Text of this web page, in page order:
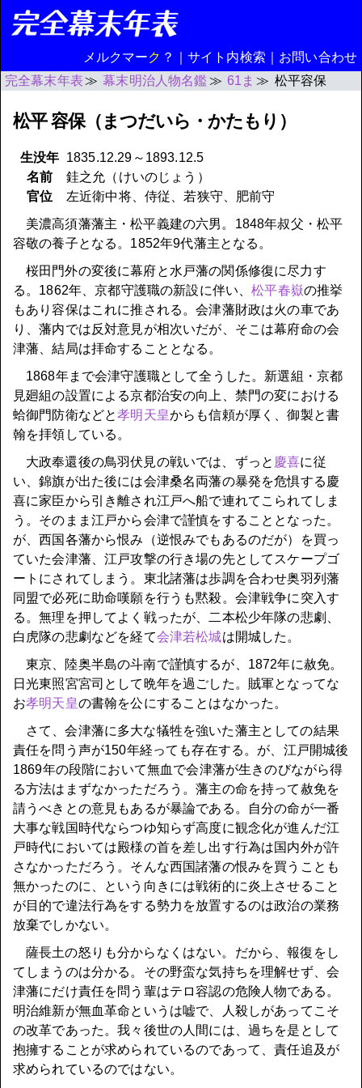
メルクマーク ？ サイト内検索
お問い合わせ
完全幕末年表
幕末明治人物名鑑 61ま 松平容保
松平 容保（まつだいら・かたもり）
生没年 1835.12.29～1893.12.5
名前
銈之允（けいのじょう）
官位
左近衛中将、侍従、若狭守、肥前守
美濃高須藩藩主・松平義建の六男。1848年叔父・松平
容敬の養子となる。1852年9代藩主となる。
桜田門外の変後に幕府と水戸藩の関係修復に尽力す
る。1862年、京都守護職の新設に伴い、松平春嶽の推挙
もあり容保はこれに推される。会津藩財政は火の車であ
り、藩内では反対意見が相次いだが、そこは幕府命の会
津藩、結局は拝命することとなる。
1868年まで会津守護職として全うした。新選組・京都
見廻組の設置による京都治安の向上、禁門の変における
蛤御門防衛などと孝明天皇からも信頼が厚く、御製と書
翰を拝領している。
大政奉還後の鳥羽伏見の戦いでは、ずっと 慶喜に従
い、錦旗が出た後には会津桑名両藩の暴発を危惧する慶
喜に家臣から引き離され江戸へ船で連れてこられてしま
う。そのまま江戸から会津で謹慎をすることとなった。
が、西国各藩から恨み（逆恨みでもあるのだが）を買っ
ていた会津藩、江戸攻撃の行き場の先としてスケープゴ
ートにされてしまう。東北諸藩は歩調を合わせ奥羽列藩
同盟で必死に助命嘆願を行うも黙殺。会津戦争に突入す
る。無理を押してよく戦ったが、二本松少年隊の悲劇、
白虎隊の悲劇などを経て会津若松城は開城した。
東京、陸奥半島の斗南で謹慎するが、1872年に赦免。
日光東照宮宮司として晩年を過ごした。賊軍となってな
お孝明天皇の書翰を公にすることはなかった。
さて、会津藩に多大な犠牲を強いた藩主としての結果
責任を問う声が150年経っても存在する。が、江戸開城後
1869年の段階において無血で会津藩が生きのびながら得
る方法はまずなかっただろう。藩主の命を持って赦免を
請うべきとの意見もあるが暴論である。自分の命が一番
大事な戦国時代ならつゆ知らず高度に観念化が進んだ江
戸時代においては殿様の首を差し出す行為は国内外が許
さなかっただろう。そんな西国諸藩の恨みを買うことも
無かったのに、という向きには戦術的に炎上させること
が目的で違法行為をする勢力を放置するのは政治の業務
放棄でしかない。
薩長土の怒りも分からなくはない。だから、報復をし
てしまうのは分かる。その野蛮な気持ちを理解せず、会
津藩にだけ責任を問う輩はテロ容認の危険人物である。
明治維新が無血革命というは嘘で、人殺しがあってこそ
の改革であった。我々後世の人間には、過ちを是として
抱擁することが求められているのであって、責任追及が
求められているのではない。